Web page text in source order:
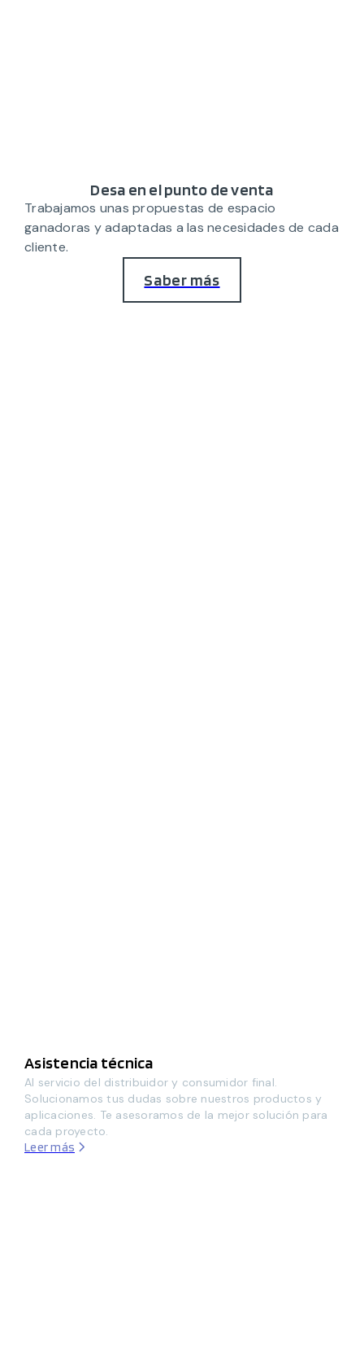
Desa en el punto de venta
Trabajamos unas propuestas de espacio
ganadoras y adaptadas a las necesidades de cada
cliente.
Saber más
Asistencia técnica
Al servicio del distribuidor y consumidor final.
Solucionamos tus dudas sobre nuestros productos y
aplicaciones. Te asesoramos de la mejor solución para
cada proyecto.
Leer más